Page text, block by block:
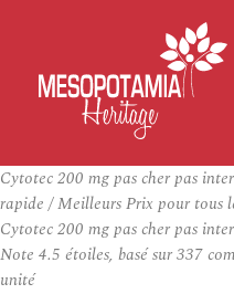
Cytotec 200 mg pas cher pas
rapide / Meilleurs Prix pour tous
Cytotec 200 mg pas cher pas
Note 4.5 étoiles, basé sur337
unité